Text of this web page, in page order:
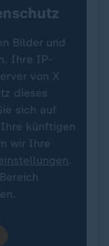
Bilder und
Ihre IP-
von X
dieses
sich auf
künftigen
wir Ihre
.